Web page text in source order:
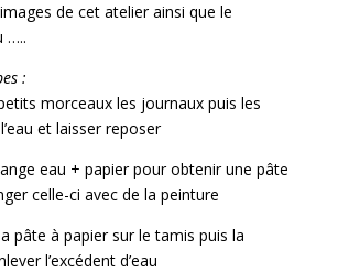
de cet atelier ainsi que le
…..
:
morceaux les journaux puis les
et laisser reposer
eau + papier pour obtenir une pâte
celle-ci avec de la peinture
pâte à papier sur le tamis puis la
l’excédent d’eau